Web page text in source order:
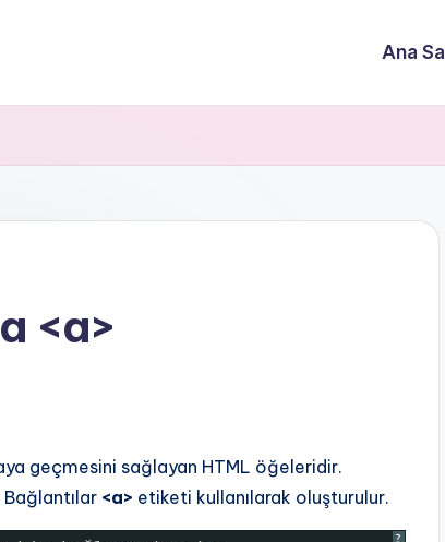
Ana
<a>
geçmesini sağlayan HTML öğeleridir.
<a> etiketi kullanılarak oluşturulur.
?